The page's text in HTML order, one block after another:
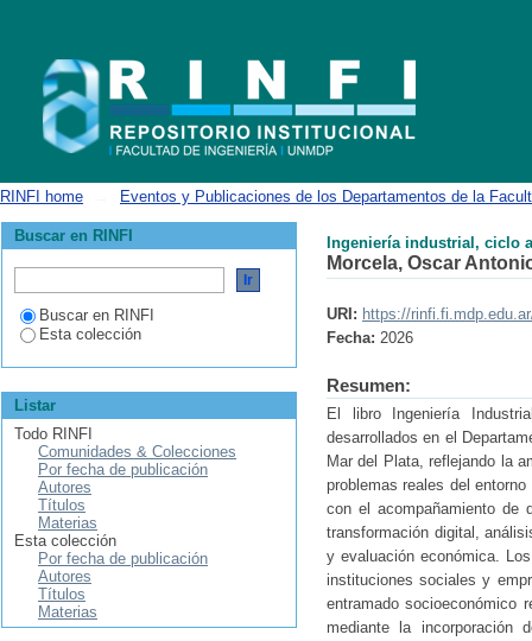
RINFI home Eventos y Publicaciones de los Departamentos de la
Ingeniería industrial, ciclo
Morcela, Oscar
URI: https://
Fecha: 2026
Resumen:
El libro Ingeniería
desarrollados en el
Mar del Plata, reflejando la
problemas reales del
con el acompañamiento de
transformación digital,
y evaluación económica.
instituciones sociales y
entramado socioeconómico
mediante la incorporación
Buscar en RINFI
Buscar en RINFI
Esta colección
Listar
Todo RINFI
Comunidades & Colecciones
Por fecha de publicación
Autores
Títulos
Materias
Esta colección
Por fecha de publicación
Autores
Títulos
Materias